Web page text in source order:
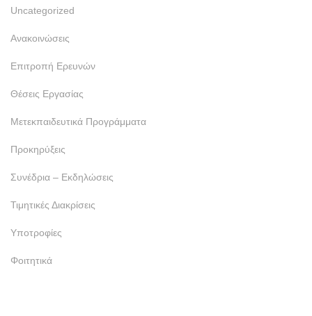
Uncategorized
Ανακοινώσεις
Επιτροπή Ερευνών
Θέσεις Εργασίας
Μετεκπαιδευτικά Προγράμματα
Προκηρύξεις
Συνέδρια – Εκδηλώσεις
Τιμητικές Διακρίσεις
Υποτροφίες
Φοιτητικά